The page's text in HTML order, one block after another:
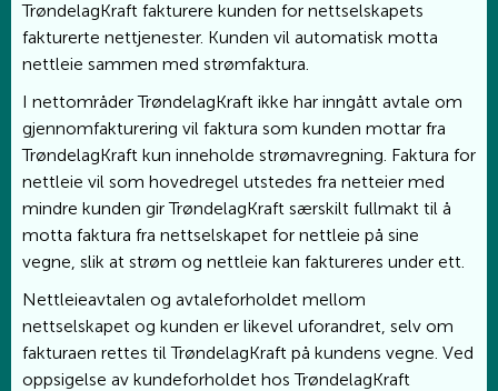
TrøndelagKraft fakturere kunden for nettselskapets
fakturerte nettjenester. Kunden vil automatisk motta
nettleie sammen med strømfaktura.
I nettområder TrøndelagKraft ikke har inngått avtale om
gjennomfakturering vil faktura som kunden mottar fra
TrøndelagKraft kun inneholde strømavregning. Faktura for
nettleie vil som hovedregel utstedes fra netteier med
mindre kunden gir TrøndelagKraft særskilt fullmakt til å
motta faktura fra nettselskapet for nettleie på sine
vegne, slik at strøm og nettleie kan faktureres under ett.
Nettleieavtalen og avtaleforholdet mellom
nettselskapet og kunden er likevel uforandret, selv om
fakturaen rettes til TrøndelagKraft på kundens vegne. Ved
oppsigelse av kundeforholdet hos TrøndelagKraft